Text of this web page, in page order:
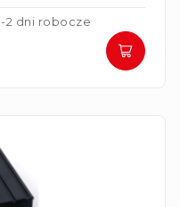
2 dni robocze